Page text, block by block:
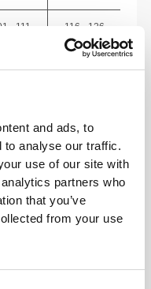
and ads, to
to analyse our traffic.
use of our site with
partners who
that you’ve
from your use
- 111
116 - 126
46" - 49"
σίγουρος για
ένα
εφαρμογή ή
Τα
να ταιριάζουν